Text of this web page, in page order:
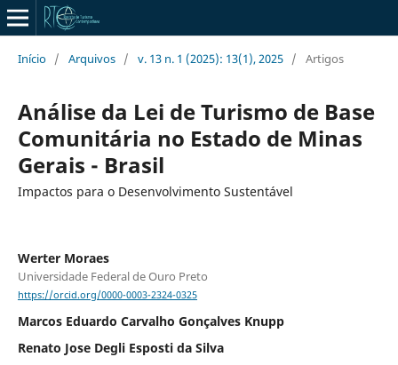
Início / Arquivos / v. 13 n. 1 (2025): 13(1), 2025 / Artigos
Análise da Lei de Turismo de Base
Comunitária no Estado de Minas
Gerais - Brasil
Impactos para o Desenvolvimento Sustentável
Werter Moraes
Universidade Federal de Ouro Preto
https://orcid.org/0000-0003-2324-0325
Marcos Eduardo Carvalho Gonçalves Knupp
Renato Jose Degli Esposti da Silva